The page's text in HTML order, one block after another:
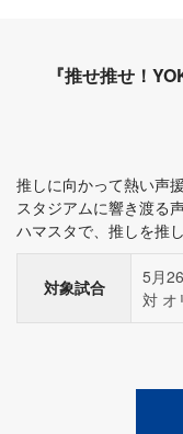
『推せ推せ！
推しに向かって熱い声
スタジアムに響き渡る
ハマスタで、推しを推
対象試合
5月
対 オ